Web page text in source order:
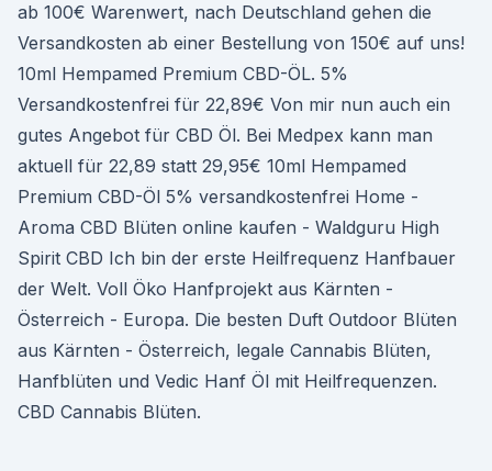
ab 100€ Warenwert, nach Deutschland gehen die
Versandkosten ab einer Bestellung von 150€ auf uns!
10ml Hempamed Premium CBD-ÖL. 5%
Versandkostenfrei für 22,89€ Von mir nun auch ein
gutes Angebot für CBD Öl. Bei Medpex kann man
aktuell für 22,89 statt 29,95€ 10ml Hempamed
Premium CBD-Öl 5% versandkostenfrei Home -
Aroma CBD Blüten online kaufen - Waldguru High
Spirit CBD Ich bin der erste Heilfrequenz Hanfbauer
der Welt. Voll Öko Hanfprojekt aus Kärnten -
Österreich - Europa. Die besten Duft Outdoor Blüten
aus Kärnten - Österreich, legale Cannabis Blüten,
Hanfblüten und Vedic Hanf Öl mit Heilfrequenzen.
CBD Cannabis Blüten.